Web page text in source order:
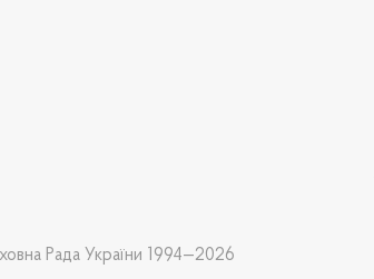
Рада України 1994—2026